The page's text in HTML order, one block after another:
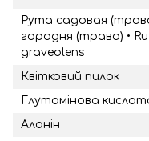
Рута садовая
городня (трава) •
graveolens
Квітковий пилок
Глутамінова
Аланін